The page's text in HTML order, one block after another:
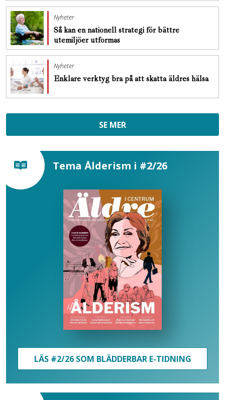
Nyheter
Så kan en nationell strategi för bättre
utemiljöer utformas
Nyheter
Enklare verktyg bra på att skatta äldres hälsa
SE MER
Tema Ålderism i #2/26
LÄS #2/26 SOM BLÄDDERBAR E-TIDNING